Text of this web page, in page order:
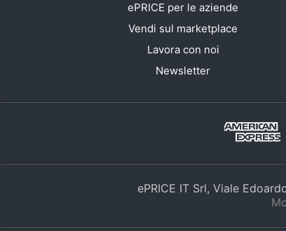
ePRICE per le aziende
Vendi sul marketplace
Lavora con noi
Newsletter
ePRICE IT Srl, Viale